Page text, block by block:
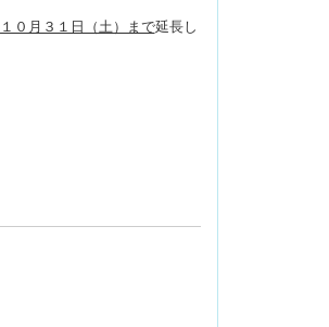
１０月３１日（土）まで延長し